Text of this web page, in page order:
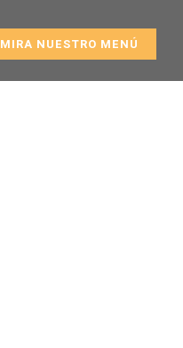
MIRA NUESTRO MENÚ